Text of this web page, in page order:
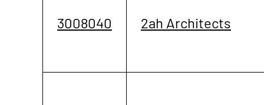
3008040 2ah Architects